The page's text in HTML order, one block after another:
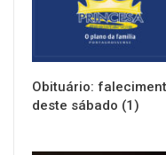
Obituário:
deste sábado (1)